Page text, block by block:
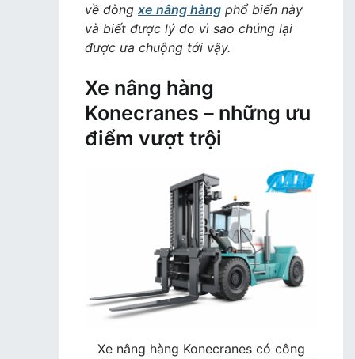
lớn,
hoạt
động
mẽ
về dòng xe nâng hàng phổ biến này
và biết được lý do vì sao chúng lại
được ưa chuộng tới vậy.
Xe nâng hàng
Konecranes – những ưu
điểm vượt trội
Xe nâng hàng Konecranes có công